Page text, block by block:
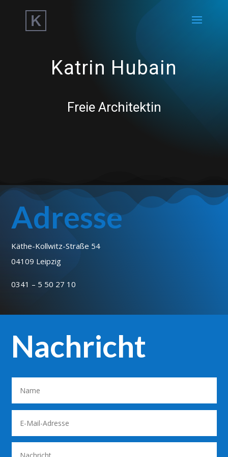
Katrin Hubain
Freie Architektin
Adresse
Käthe-Kollwitz-Straße 54
04109 Leipzig
0341 – 5 50 27 10
Nachricht